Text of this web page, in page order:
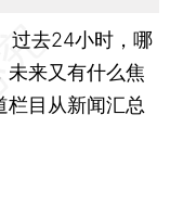
过去24小时，哪
未来又有什么焦
栏目从新闻汇总